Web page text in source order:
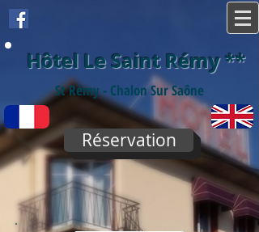
St Rémy - Chalon Sur Saône
Hôtel Le Saint Rémy**
Réservation